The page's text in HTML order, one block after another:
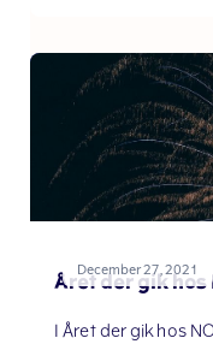
December 27, 2021
Året der gik hos
I Året der gik hos